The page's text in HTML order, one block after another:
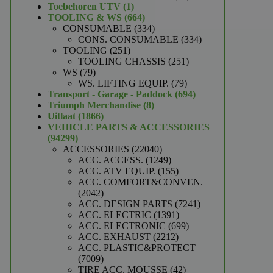
Toebehoren UTV 11
product
TOOLING & WS 664664
producten
CONSUMABLE 334334
producten
CONS. CONSUMABLE 334334
TOOLING 251251
producten
TOOLING CHASSIS 251251
WS 7979
producten
WS. LIFTING EQUIP. 7979
producten
Transport - Garage - Paddock 694694
Triumph Merchandise 88
Uitlaat 18661866
producten
VEHICLE PARTS & ACCESSORIES
9429994299
producten
ACCESSORIES 2204022040
producten
ACC. ACCESS. 12491249
producten
ACC. ATV EQUIP. 155155
producten
ACC. COMFORT&CONVEN.
20422042
producten
ACC. DESIGN PARTS 72417241
ACC. ELECTRIC 13911391
producten
ACC. ELECTRONIC 699699
ACC. EXHAUST 22122212
producten
ACC. PLASTIC&PROTECT
70097009
producten
TIRE ACC. MOUSSE 4242